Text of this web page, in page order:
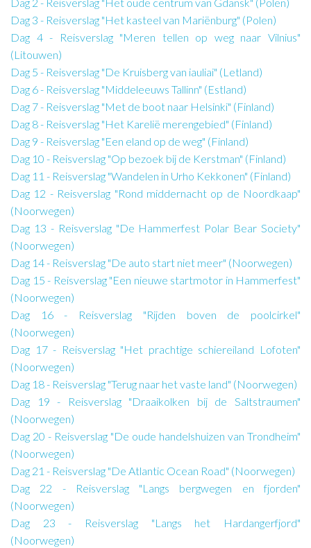
Dag 3 - Reisverslag "Het kasteel van Mariënburg" (Polen)
Dag 4 - Reisverslag "Meren tellen op weg naar Vilnius"
(Litouwen)
Dag 5 - Reisverslag "De Kruisberg van iauliai" (Letland)
Dag 6 - Reisverslag "Middeleeuws Tallinn" (Estland)
Dag 7 - Reisverslag "Met de boot naar Helsinki" (Finland)
Dag 8 - Reisverslag "Het Karelië merengebied" (Finland)
Dag 9 - Reisverslag "Een eland op de weg" (Finland)
Dag 10 - Reisverslag "Op bezoek bij de Kerstman" (Finland)
Dag 11 - Reisverslag "Wandelen in Urho Kekkonen" (Finland)
Dag 12 - Reisverslag "Rond middernacht op de Noordkaap"
(Noorwegen)
Dag 13 - Reisverslag "De Hammerfest Polar Bear Society"
(Noorwegen)
Dag 14 - Reisverslag "De auto start niet meer" (Noorwegen)
Dag 15 - Reisverslag "Een nieuwe startmotor in Hammerfest"
(Noorwegen)
Dag 16 - Reisverslag "Rijden boven de poolcirkel"
(Noorwegen)
Dag 17 - Reisverslag "Het prachtige schiereiland Lofoten"
(Noorwegen)
Dag 18 - Reisverslag "Terug naar het vaste land" (Noorwegen)
Dag 19 - Reisverslag "Draaikolken bij de Saltstraumen"
(Noorwegen)
Dag 20 - Reisverslag "De oude handelshuizen van Trondheim"
(Noorwegen)
Dag 21 - Reisverslag "De Atlantic Ocean Road" (Noorwegen)
Dag 22 - Reisverslag "Langs bergwegen en fjorden"
(Noorwegen)
Dag 23 - Reisverslag "Langs het Hardangerfjord"
(Noorwegen)